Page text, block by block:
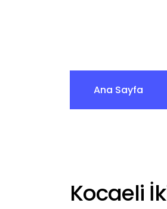
Ana Sayfa
Kocaeli